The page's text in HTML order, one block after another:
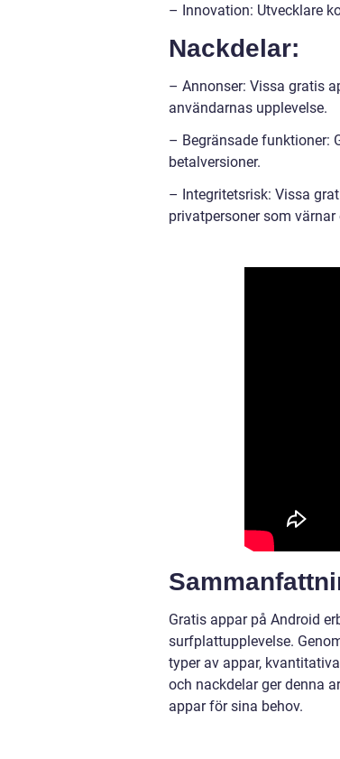
– Innovation: Utvecklare
Nackdelar:
– Annonser: Vissa gratis
användarnas upplevelse.
– Begränsade funktioner:
betalversioner.
– Integritetsrisk: Vissa
privatpersoner som
Gratis appar på Android
surfplattupplevelse.
typer av appar,
och nackdelar ger denna
appar för sina behov.